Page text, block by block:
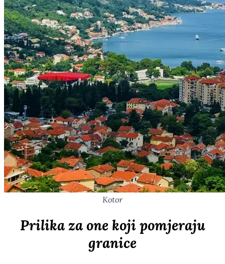
Kotor
Prilika za one koji pomjeraju
granice